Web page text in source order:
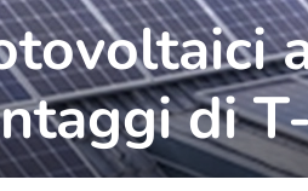
di
L’anno 2023 segna un
anni di T-Green. Con te al
cresciuti giorno dopo giorno,
grande famiglia. E da
desideriamo indossare un
veste grafica vuole essere